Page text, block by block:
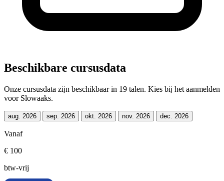
Beschikbare cursusdata
Onze cursusdata zijn beschikbaar in 19 talen. Kies bij het aanmelden
voor Slowaaks.
aug. 2026 sep. 2026 okt. 2026 nov. 2026 dec. 2026
Vanaf
€ 100
btw-vrij